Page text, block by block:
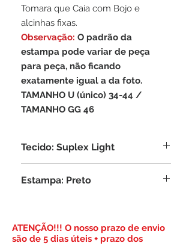
Tomara que Caia com Bojo e
alcinhas fixas.
Observação: O padrão da
estampa pode variar de peça
para peça, não ficando
exatamente igual a da foto.
TAMANHO U (único) 34-44 /
TAMANHO GG 46
Tecido: Suplex Light
Elastano
Estampa: Preto
​ATENÇÃO!!! O nosso prazo de envio
são de 5 dias úteis + prazo dos